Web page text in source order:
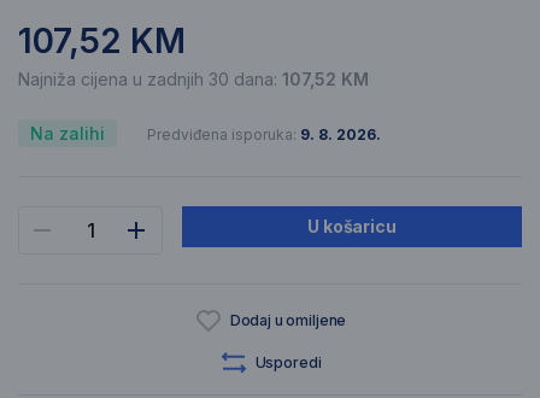
107,52 KM
Najniža cijena u zadnjih 30 dana: 107,52 KM
Na zalihi Predviđena isporuka: 9. 8. 2026.
U košaricu
Dodaj u omiljene
Usporedi